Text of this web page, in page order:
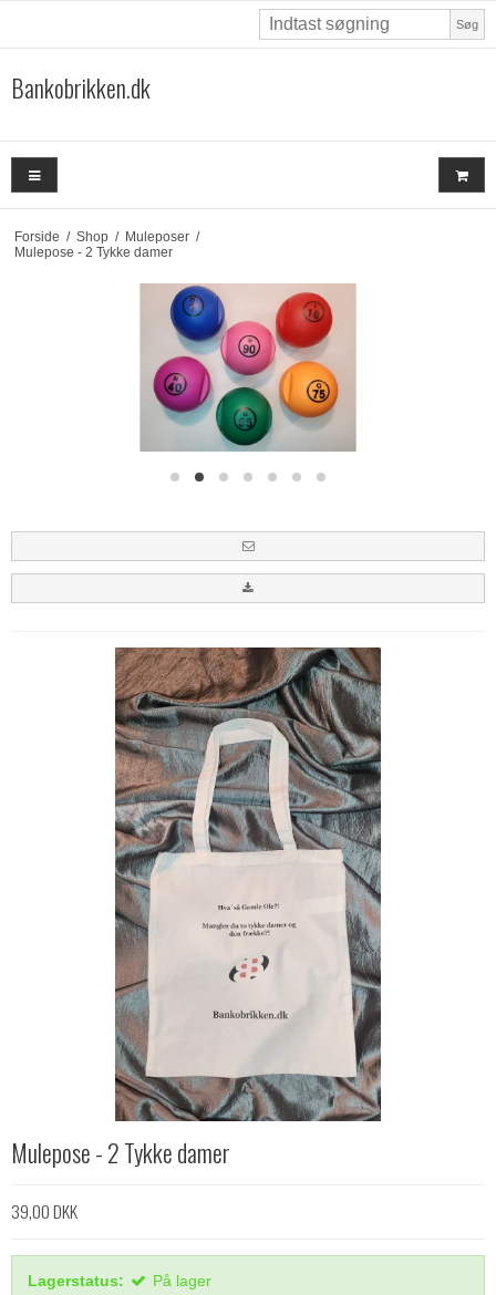
Søg
Bankobrikken.dk
Forside / Shop / Muleposer /
Mulepose - 2 Tykke damer
Mulepose - 2 Tykke damer
39,00 DKK
Lagerstatus: På lager